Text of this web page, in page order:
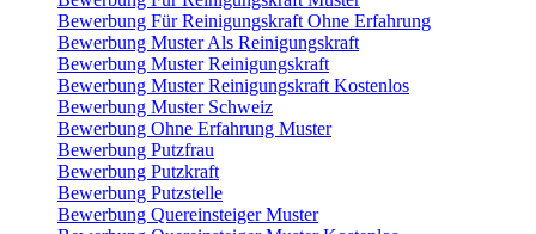
Bewerbung Für Reinigungskraft Ohne Erfahrung
Bewerbung Muster Als Reinigungskraft
Bewerbung Muster Reinigungskraft
Bewerbung Muster Reinigungskraft Kostenlos
Bewerbung Muster Schweiz
Bewerbung Ohne Erfahrung Muster
Bewerbung Putzfrau
Bewerbung Putzkraft
Bewerbung Putzstelle
Bewerbung Quereinsteiger Muster